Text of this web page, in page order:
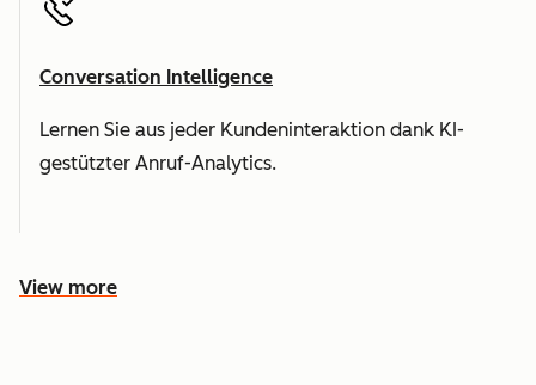
Conversation Intelligence
Lernen Sie aus jeder Kundeninteraktion dank KI-
gestützter Anruf-Analytics.
View more